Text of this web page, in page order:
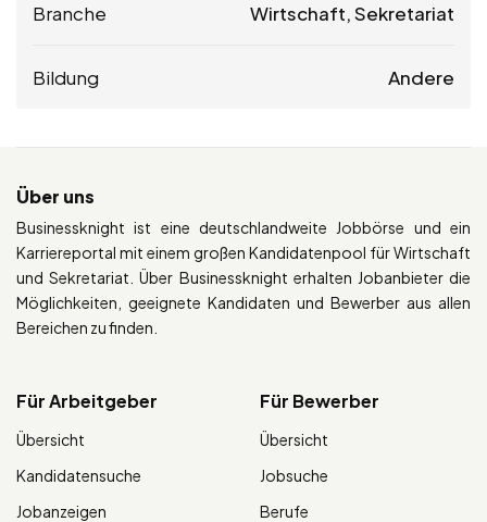
Branche Wirtschaft, Sekretariat
Bildung Andere
Über uns
Businessknight ist eine deutschlandweite Jobbörse und ein
Karriereportal mit einem großen Kandidatenpool für Wirtschaft
und Sekretariat. Über Businessknight erhalten Jobanbieter die
Möglichkeiten, geeignete Kandidaten und Bewerber aus allen
Bereichen zu finden.
Für Arbeitgeber
Übersicht
Kandidatensuche
Jobanzeigen
Für Bewerber
Übersicht
Jobsuche
Berufe